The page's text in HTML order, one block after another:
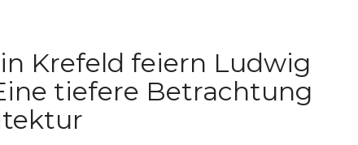
Krefeld feiern Ludwig
tiefere Betrachtung